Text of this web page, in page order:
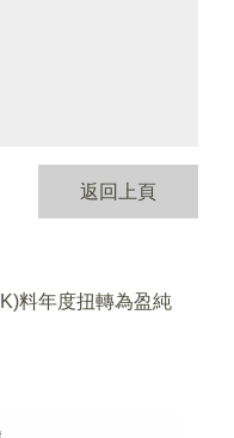
返回上頁
料年度扭轉為盈純